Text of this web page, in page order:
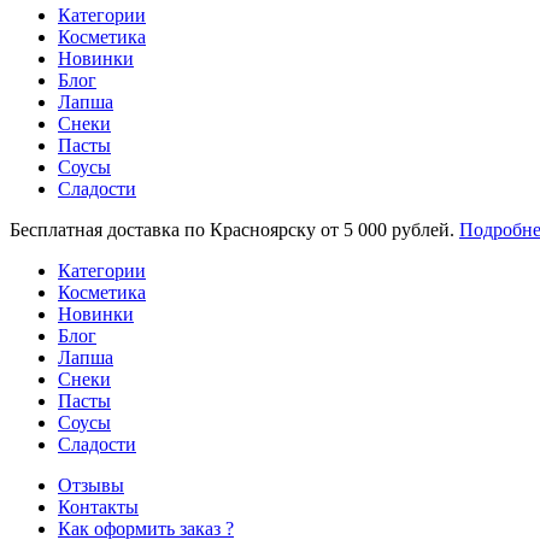
Категории
Косметика
Новинки
Блог
Лапша
Снеки
Пасты
Соусы
Сладости
Бесплатная доставка по Красноярску от 5 000 рублей.
Категории
Косметика
Новинки
Блог
Лапша
Снеки
Пасты
Соусы
Сладости
Отзывы
Контакты
Как оформить заказ ?